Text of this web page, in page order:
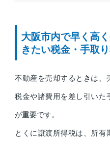
大阪市内で早く高
きたい税金・手取
不動産を売却するときは、
税金や諸費用を差し引いた
が重要です。
とくに譲渡所得税は、所